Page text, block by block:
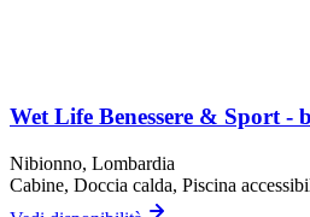
Wet Life Benessere & Sport -
Nibionno, Lombardia
Cabine, Doccia calda, Piscina